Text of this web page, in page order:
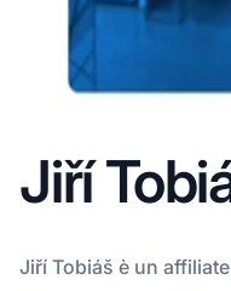
Jiří
Jiří Tobiáš è un